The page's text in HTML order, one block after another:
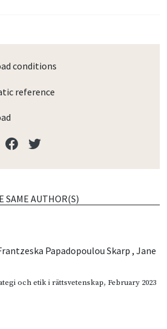
conditions
reference
SAME AUTHOR(S)
Papadopoulou Skarp , Jane
och etik i rättsvetenskap, February 2023